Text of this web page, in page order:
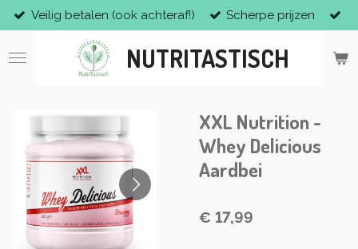
Ga
direct
naar
NUTRITASTISCH
Veilig betalen (ook achteraf!) Scherpe prijzen
XXL Nutrition -
Whey Delicious
Aardbei
€ 17,99